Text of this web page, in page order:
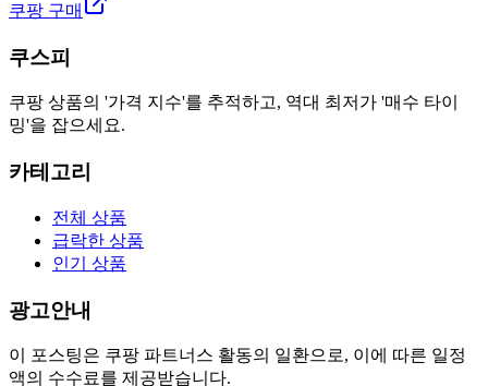
쿠팡 구매
쿠스피
쿠팡 상품의 '가격 지수'를 추적하고, 역대 최저가 '매수 타이
밍'을 잡으세요.
카테고리
전체 상품
급락한 상품
인기 상품
광고안내
이 포스팅은 쿠팡 파트너스 활동의 일환으로, 이에 따른 일정
액의 수수료를 제공받습니다.